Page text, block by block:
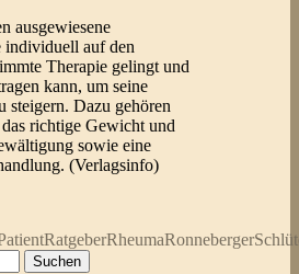
ausgewiesene
individuell auf den
Therapie gelingt und
kann, um seine
steigern. Dazu gehören
richtige Gewicht und
sowie eine
(Verlagsinfo)
RatgeberRheumaRonneberger